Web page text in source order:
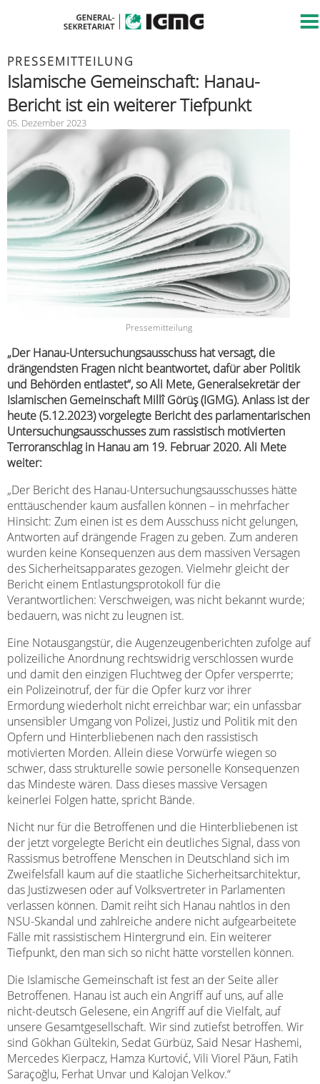
PRESSEMITTEILUNG
Islamische Gemeinschaft: Hanau-
Bericht ist ein weiterer Tiefpunkt
05. Dezember 2023
Pressemitteilung
„Der Hanau-Untersuchungsausschuss hat versagt, die
drängendsten Fragen nicht beantwortet, dafür aber Politik
und Behörden entlastet“, so Ali Mete, Generalsekretär der
Islamischen Gemeinschaft Millî Görüş (IGMG). Anlass ist der
heute (5.12.2023) vorgelegte Bericht des parlamentarischen
Untersuchungsausschusses zum rassistisch motivierten
Terroranschlag in Hanau am 19. Februar 2020. Ali Mete
weiter:
„Der Bericht des Hanau-Untersuchungsausschusses hätte
enttäuschender kaum ausfallen können – in mehrfacher
Hinsicht: Zum einen ist es dem Ausschuss nicht gelungen,
Antworten auf drängende Fragen zu geben. Zum anderen
wurden keine Konsequenzen aus dem massiven Versagen
des Sicherheitsapparates gezogen. Vielmehr gleicht der
Bericht einem Entlastungsprotokoll für die
Verantwortlichen: Verschweigen, was nicht bekannt wurde;
bedauern, was nicht zu leugnen ist.
Eine Notausgangstür, die Augenzeugenberichten zufolge auf
polizeiliche Anordnung rechtswidrig verschlossen wurde
und damit den einzigen Fluchtweg der Opfer versperrte;
ein Polizeinotruf, der für die Opfer kurz vor ihrer
Ermordung wiederholt nicht erreichbar war; ein unfassbar
unsensibler Umgang von Polizei, Justiz und Politik mit den
Opfern und Hinterbliebenen nach den rassistisch
motivierten Morden. Allein diese Vorwürfe wiegen so
schwer, dass strukturelle sowie personelle Konsequenzen
das Mindeste wären. Dass dieses massive Versagen
keinerlei Folgen hatte, spricht Bände.
Nicht nur für die Betroffenen und die Hinterbliebenen ist
der jetzt vorgelegte Bericht ein deutliches Signal, dass von
Rassismus betroffene Menschen in Deutschland sich im
Zweifelsfall kaum auf die staatliche Sicherheitsarchitektur,
das Justizwesen oder auf Volksvertreter in Parlamenten
verlassen können. Damit reiht sich Hanau nahtlos in den
NSU-Skandal und zahlreiche andere nicht aufgearbeitete
Fälle mit rassistischem Hintergrund ein. Ein weiterer
Tiefpunkt, den man sich so nicht hätte vorstellen können.
Die Islamische Gemeinschaft ist fest an der Seite aller
Betroffenen. Hanau ist auch ein Angriff auf uns, auf alle
nicht-deutsch Gelesene, ein Angriff auf die Vielfalt, auf
unsere Gesamtgesellschaft. Wir sind zutiefst betroffen. Wir
sind Gökhan Gültekin, Sedat Gürbüz, Said Nesar Hashemi,
Mercedes Kierpacz, Hamza Kurtović, Vili Viorel Păun, Fatih
Saraçoğlu, Ferhat Unvar und Kalojan Velkov.“